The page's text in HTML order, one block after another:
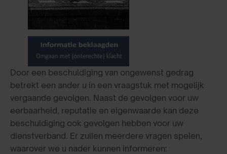
Door een beschuldiging van ongewenst gedrag
betrekt een ander u in een vraagstuk met mogelijk
vergaande gevolgen. Naast de gevolgen voor uw
eerbaarheid, reputatie en eigenwaarde kan deze
beschuldiging ook gevolgen hebben voor uw
dienstverband. Er zullen meerdere vragen spelen,
waarover we u nader kunnen informeren: